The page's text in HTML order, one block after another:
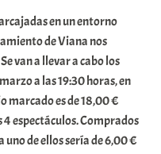
en un entorno
de Viana nos
van a llevar a cabo los
a las 19:30 horas, en
marcado es de 18,00 €
espectáculos. Comprados
de ellos sería de 6,00 €